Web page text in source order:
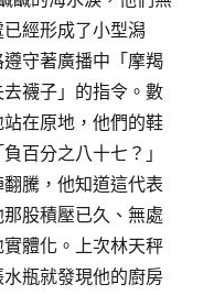
經形成了小型潟
守著廣播中「摩羯
襪子」的指令。數
在原地，他們的鞋
百分之八十七？」
騰，他知道這代表
股積壓已久、無處
體化。上次林天秤
瓶就發現他的廚房